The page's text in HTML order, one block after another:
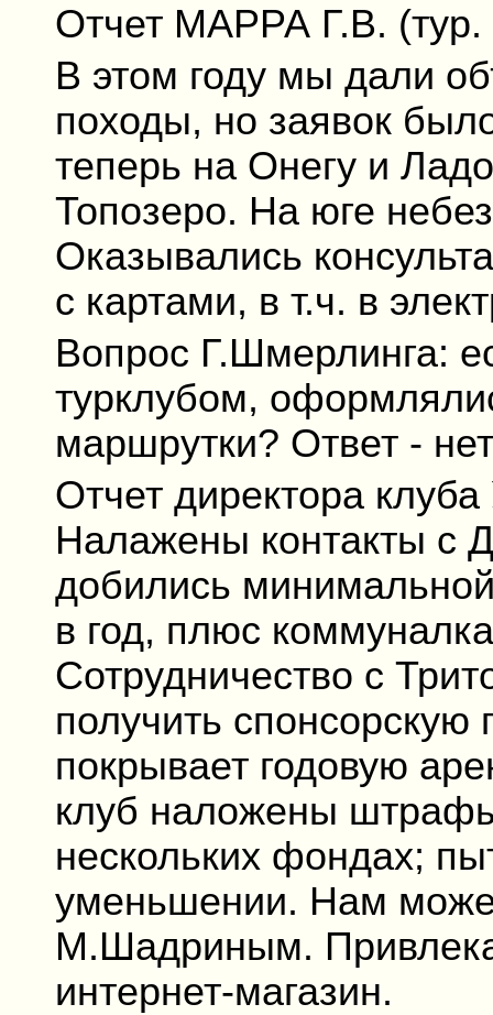
Отчет МАРРА Г.В. (тур.
В этом году мы дали
походы, но заявок
теперь на Онегу и
Топозеро. На юге
Оказывались
с картами, в т.ч. в
Вопрос Г.Шмерлинга:
турклубом,
маршрутки? Ответ -
Отчет директора
Налажены контакты
добились
в год, плюс
Сотрудничество с
получить
покрывает годовую
клуб наложены штрафы
нескольких фондах;
уменьшении. Нам
М.Шадриным.
интернет-магазин.